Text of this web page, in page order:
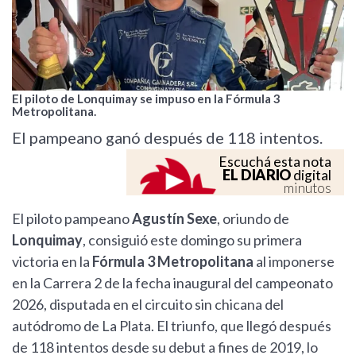
El piloto de Lonquimay se impuso en la Fórmula 3
Metropolitana.
El pampeano ganó después de 118 intentos.
Escuchá esta nota
EL DIARIOdigital
minutos
El piloto pampeanoAgustín Sexe, oriundo de
Lonquimay, consiguió este domingo su primera
victoria en la Fórmula 3 Metropolitana al imponerse
en la Carrera 2 de la fecha inaugural del campeonato
2026, disputada en el circuito sin chicana del
autódromo de La Plata. El triunfo, que llegó después
de 118 intentos desde su debut a fines de 2019, lo